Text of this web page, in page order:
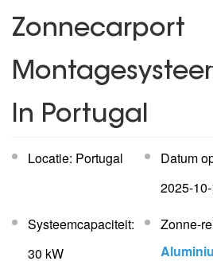
Zonnecarport
In Portugal
Locatie: Portugal Datum
2025-
Systeemcapaciteit:
30 kW
Zonne-